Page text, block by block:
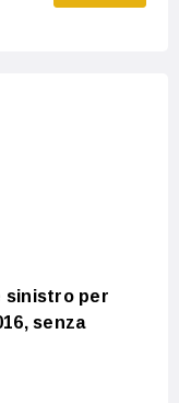
sinistro per
senza